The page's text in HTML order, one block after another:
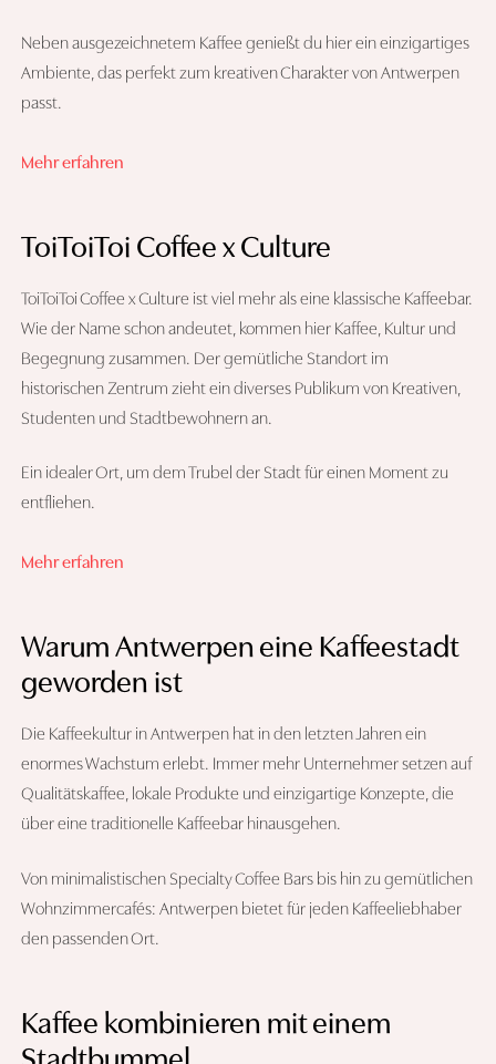
Neben ausgezeichnetem Kaffee genießt du hier ein einzigartiges
Ambiente, das perfekt zum kreativen Charakter von Antwerpen
passt.
Mehr erfahren
ToiToiToi Coffee x Culture
ToiToiToi Coffee x Culture ist viel mehr als eine klassische Kaffeebar.
Wie der Name schon andeutet, kommen hier Kaffee, Kultur und
Begegnung zusammen. Der gemütliche Standort im
historischen Zentrum zieht ein diverses Publikum von Kreativen,
Studenten und Stadtbewohnern an.
Ein idealer Ort, um dem Trubel der Stadt für einen Moment zu
entfliehen.
Mehr erfahren
Warum Antwerpen eine Kaffeestadt
geworden ist
Die Kaffeekultur in Antwerpen hat in den letzten Jahren ein
enormes Wachstum erlebt. Immer mehr Unternehmer setzen auf
Qualitätskaffee, lokale Produkte und einzigartige Konzepte, die
über eine traditionelle Kaffeebar hinausgehen.
Von minimalistischen Specialty Coffee Bars bis hin zu gemütlichen
Wohnzimmercafés: Antwerpen bietet für jeden Kaffeeliebhaber
den passenden Ort.
Kaffee kombinieren mit einem